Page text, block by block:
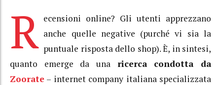
R ecensioni online? Gli utenti apprezzano
anche quelle negative (purché vi sia la
puntuale risposta dello shop). È, in sintesi,
quanto emerge da una ricerca condotta da
Zoorate – internet company italiana specializzata